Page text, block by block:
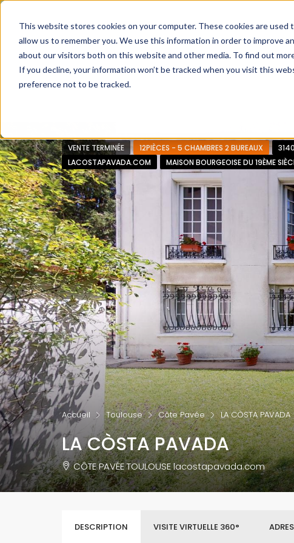
This website stores cookies on your computer. These cookies are
allow us to remember you. We use this information in order to improve
about our visitors both on this website and other media. To find out
If you decline, your information won’t be tracked when you visit this
preference not to be tracked.
VENTE TERMINÉE 12PIÈCES - 5 CHAMBRES 2 BUREAUX
LACOSTAPAVADA.COM
MAISON BOURGEOISE DU 19ÈME
Accueil Toulouse Côte Pavée LA CÒSTA PAVADA
LA CÒSTA PAVADA
CÔTE PAVÉE TOULOUSE lacostapavada.com
DESCRIPTION VISITE VIRTUELLE 360°